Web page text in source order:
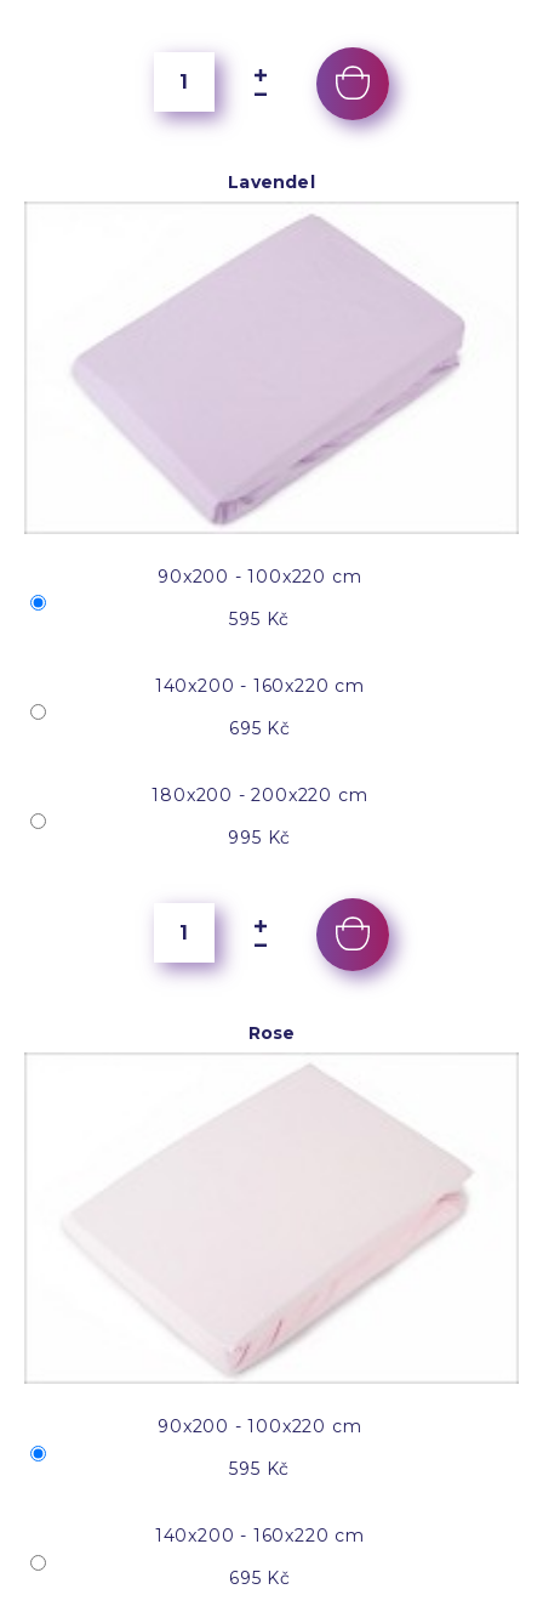
Lavendel
90x200 - 100x220 cm
595 Kč
140x200 - 160x220 cm
695 Kč
180x200 - 200x220 cm
995 Kč
Rose
90x200 - 100x220 cm
595 Kč
140x200 - 160x220 cm
695 Kč